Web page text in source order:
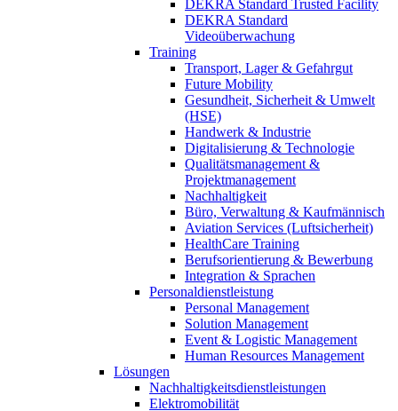
DEKRA Standard Trusted Facility
DEKRA Standard
Videoüberwachung
Training
Transport, Lager & Gefahrgut
Future Mobility
Gesundheit, Sicherheit & Umwelt
(HSE)
Handwerk & Industrie
Digitalisierung & Technologie
Qualitätsmanagement &
Projektmanagement
Nachhaltigkeit
Büro, Verwaltung & Kaufmännisch
Aviation Services (Luftsicherheit)
HealthCare Training
Berufsorientierung & Bewerbung
Integration & Sprachen
Personaldienstleistung
Personal Management
Solution Management
Event & Logistic Management
Human Resources Management
Lösungen
Nachhaltigkeitsdienstleistungen
Elektromobilität